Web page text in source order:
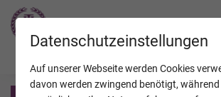
Datenschutzeinstellungen
Auf unserer Webseite werden Cookies
davon werden zwingend benötigt, während
JAHRESTAGE KALENDER